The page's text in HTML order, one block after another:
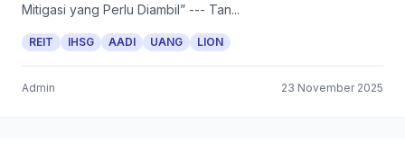
Mitigasi yang Perlu Diambil” --- Tan...
REIT IHSG AADI UANG LION
Admin 23 November 2025